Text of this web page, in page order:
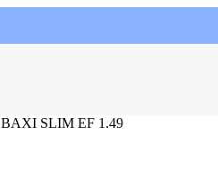
BAXI SLIM EF 1.49